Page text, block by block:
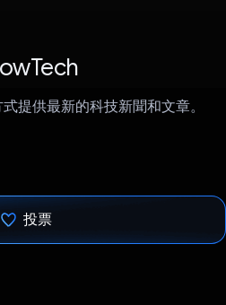
提供最新的科技新聞和文章。
投票